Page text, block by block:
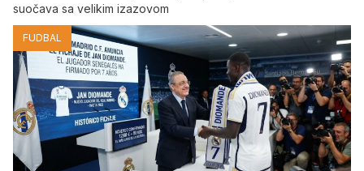
suočava sa velikim izazovom
FUDBAL